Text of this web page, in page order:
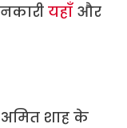
यहाँऔर
शाह के